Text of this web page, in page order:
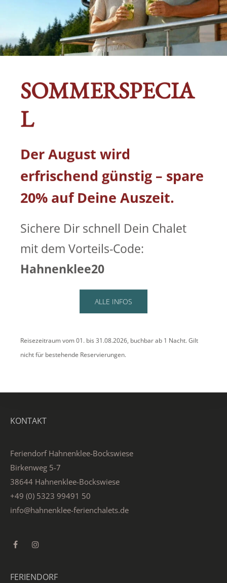
KONTAKT
Feriendorf Hahnenklee-Bockswiese
Birkenweg 5-7
38644 Hahnenklee-Bockswiese
+49 (0) 5323 99491 50
info@hahnenklee-ferienchalets.de
FERIENDORF
SOMMERSPECIA
L
Der August wird
erfrischend günstig – spare
20% auf Deine Auszeit.
Sichere Dir schnell Dein Chalet
mit dem Vorteils-Code:
Hahnenklee20
ALLE INFOS
Reisezeitraum vom 01. bis 31.08.2026, buchbar ab 1 Nacht. Gilt
nicht für bestehende Reservierungen.